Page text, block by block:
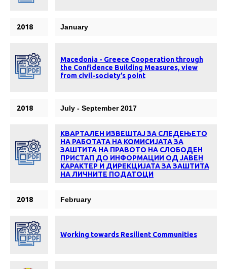
2018 January
Macedonia - Greece Cooperation through
the Confidence Building Measures, view
from civil-society’s point
2018 July - September 2017
КВАРТАЛЕН ИЗВЕШТАЈ ЗА СЛЕДЕЊЕТО
НА РАБОТАТА НА КОМИСИЈАТА ЗА
ЗАШТИТА НА ПРАВОТО НА СЛОБОДЕН
ПРИСТАП ДО ИНФОРМАЦИИ ОД ЈАВЕН
КАРАКТЕР И ДИРЕКЦИЈАТА ЗА ЗАШТИТА
НА ЛИЧНИТЕ ПОДАТОЦИ
2018 February
Working towards Resilient Communities